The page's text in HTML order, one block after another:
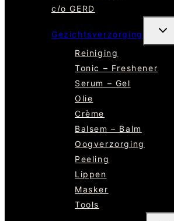
c/o GERD
Gezichtsverzorging
Reiniging
Tonic – Freshener
Serum – Gel
Olie
Crème
Balsem – Balm
Oogverzorging
Peeling
Lippen
Masker
Tools